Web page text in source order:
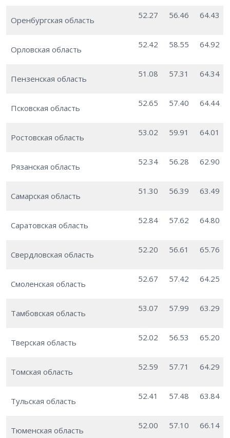
Оренбургская область 52.27 56.46 64.43
Орловская область 52.42 58.55 64.92
Пензенская область 51.08 57.31 64.34
Псковская область 52.65 57.40 64.44
Ростовская область 53.02 59.91 64.01
Рязанская область 52.34 56.28 62.90
Самарская область 51.30 56.39 63.49
Саратовская область 52.84 57.62 64.80
Свердловская область 52.20 56.61 65.76
Смоленская область 52.67 57.42 64.25
Тамбовская область 53.07 57.99 63.29
Тверская область 52.02 56.53 65.20
Томская область 52.59 57.71 64.29
Тульская область 52.41 57.48 63.84
Тюменская область 52.00 57.10 66.14